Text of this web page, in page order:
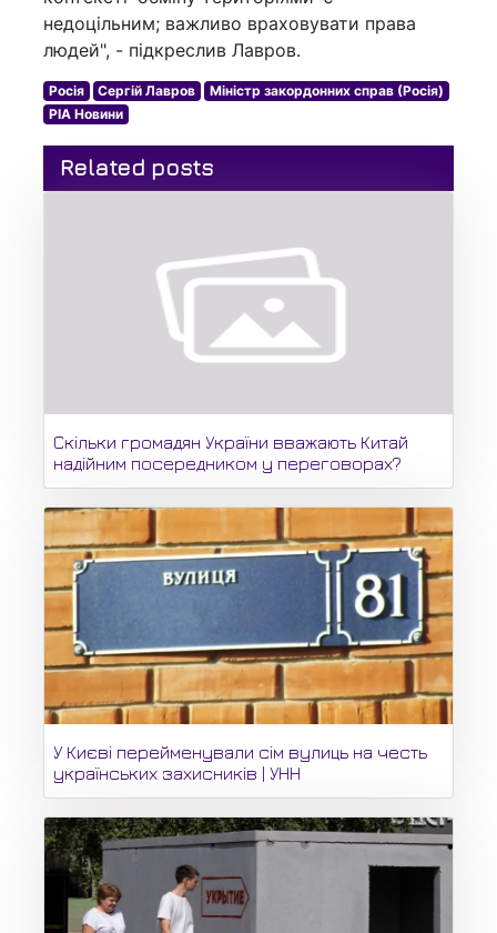
недоцільним; важливо враховувати права
людей", - підкреслив Лавров.
Росія Сергій Лавров
Міністр закордонних справ (Росія)
РІА Новини
Related posts
Скільки громадян України вважають Китай
надійним посередником у переговорах?
У Києві перейменували сім вулиць на честь
українських захисників | УНН